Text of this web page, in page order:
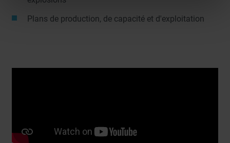
Plans de production, de capacité et d'exploitation